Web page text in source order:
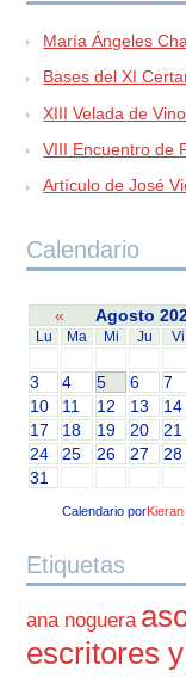
María Ángeles
Bases del XI
XIII Velada de
VIII Encuentro de
Artículo de José
Calendario
« Agosto
Lu Ma Mi Ju Vi
3
4 5 6 7
10
11 12 13 14
17
18 19 20 21
24
25 26 27 28
31
Calendario por
Etiquetas
ana noguera
escritores